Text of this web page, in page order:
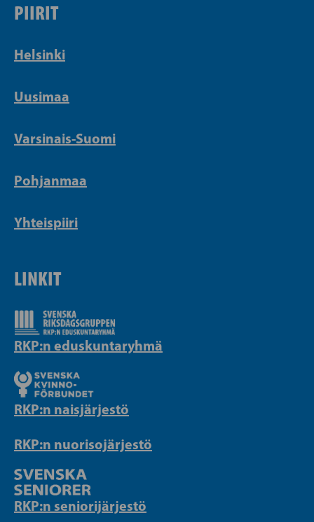
PIIRIT
Helsinki
Uusimaa
Varsinais-Suomi
Pohjanmaa
Yhteispiiri
LINKIT
RKP:n eduskuntaryhmä
RKP:n naisjärjestö
RKP:n nuorisojärjestö
RKP:n seniorijärjestö